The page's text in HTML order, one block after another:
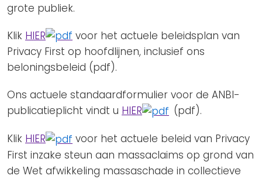
grote publiek.
Klik HIER
voor het actuele beleidsplan van
Privacy First op hoofdlijnen, inclusief ons
beloningsbeleid (pdf).
Ons actuele standaardformulier voor de ANBI-
publicatieplicht vindt u HIER
(pdf).
Klik HIER
voor het actuele beleid van Privacy
First inzake steun aan massaclaims op grond van
de Wet afwikkeling massaschade in collectieve